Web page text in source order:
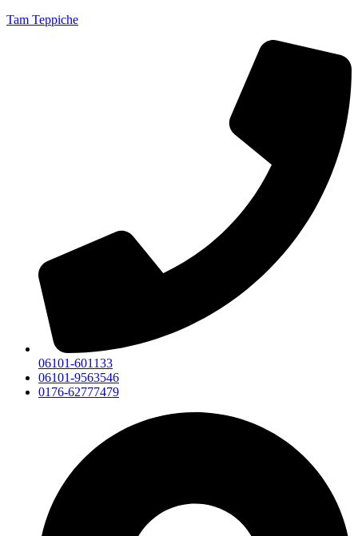
Tam Teppiche
06101-601133
06101-9563546
0176-62777479